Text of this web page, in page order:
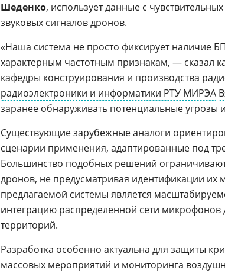
Шеденко, использует данные с
звуковых сигналов дронов.
«Наша система не просто фиксирует наличие
характерным частотным признакам, — сказал
кафедры конструирования и производства
радиоэлектроники и информатики РТУ МИРЭА
заранее обнаруживать потенциальные угрозы
Существующие зарубежные аналоги
сценарии применения, адаптированные под
Большинство подобных решений
дронов, не предусматривая идентификации
предлагаемой системы является
интеграцию распределенной сети микрофонов
территорий.
Разработка особенно актуальна для защиты
массовых мероприятий и мониторинга